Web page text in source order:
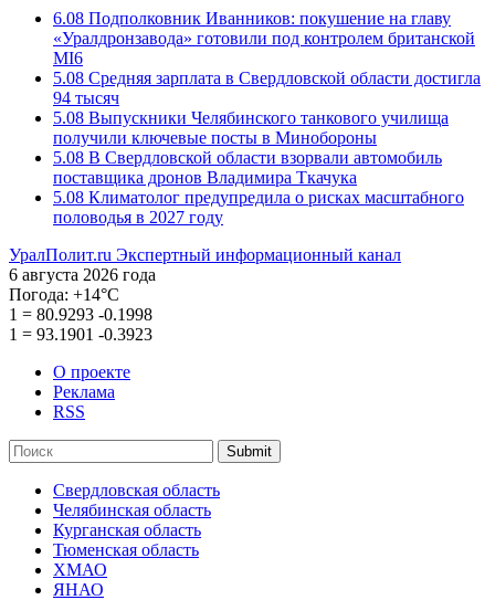
6.08 Подполковник Иванников: покушение на главу
«Уралдронзавода» готовили под контролем британской
MI6
5.08 Средняя зарплата в Свердловской области достигла
94 тысяч
5.08 Выпускники Челябинского танкового училища
получили ключевые посты в Минобороны
5.08 В Свердловской области взорвали автомобиль
поставщика дронов Владимира Ткачука
5.08 Климатолог предупредила о рисках масштабного
половодья в 2027 году
УралПолит.ru Экспертный информационный канал
6 августа 2026 года
Погода: +14°С
1 = 80.9293 -0.1998
1 = 93.1901 -0.3923
О проекте
Реклама
RSS
Submit
Свердловская область
Челябинская область
Курганская область
Тюменская область
ХМАО
ЯНАО